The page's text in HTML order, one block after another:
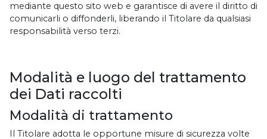
mediante questo sito web e garantisce di avere il diritto di
comunicarli o diffonderli, liberando il Titolare da qualsiasi
responsabilità verso terzi.
Modalità e luogo del trattamento
dei Dati raccolti
Modalità di trattamento
Il Titolare adotta le opportune misure di sicurezza volte